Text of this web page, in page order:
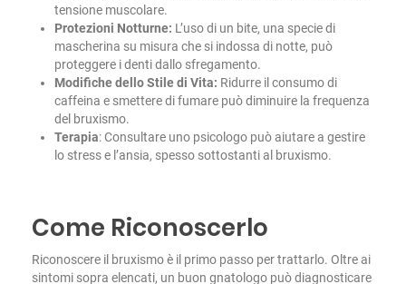
tensione muscolare.
Protezioni Notturne: L’uso di un bite, una specie di
mascherina su misura che si indossa di notte, può
proteggere i denti dallo sfregamento.
Modifiche dello Stile di Vita: Ridurre il consumo di
caffeina e smettere di fumare può diminuire la frequenza
del bruxismo.
Terapia: Consultare uno psicologo può aiutare a gestire
lo stress e l’ansia, spesso sottostanti al bruxismo.
Come Riconoscerlo
Riconoscere il bruxismo è il primo passo per trattarlo. Oltre ai
sintomi sopra elencati, un buon gnatologo può diagnosticare